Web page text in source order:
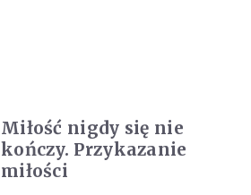
Miłość nigdy się nie
kończy. Przykazanie
miłości